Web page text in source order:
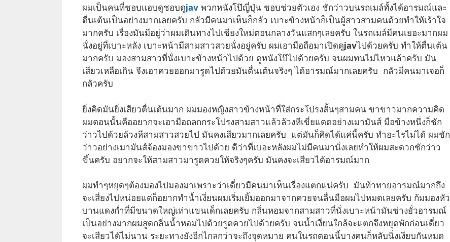
ผมเป็นคนที่ชอบแอบดูชอบดูjav พวกหนังโป๊ญี่ปุ่น ชอบช่วยตัวเอง ชักว่าวบนรถเมล์ทั้งได้อารมณ์และ
ตื่นเต้นเป็นอย่างมากเลยครับ กลัวมีคนมาเห็นก็กลัว เบาะข้างหน้าก็เป็นผู้สาวสามคนด้วยทำให้เร้าใจ
มากครับ เรื่องมันมีอยู่ว่าผมเดินทางไปเชียงใหม่ตอนกลางวันแสกๆเลยครับ ในรถเมล์มีคนเยอะมากผม
นั่งอยู่ที่เบาะหลัง เบาะหน้ามีสามสาวสวยนั่งอยู่ครับ ผมเอามือถือมาเปิดดูjavไปด้วยครับ ทำให้ตื่นเต้น
มากครับ มองสามสาวที่นั่งเบาะข้างหน้าไปด้วย ดูหนังโป๊ไปด้วยครับ จนผมทนไม่ไหวแล้วครับ มัน
เสียวเหลือเกิน จึงเอาควยออกมารูดไปด้วยมันตื่นเต้นจริงๆ ได้อารมณ์มากเลยครับ กลัวมีคนมาเจอก็
กลัวครับ
ยิ่งคิดมันยิ่งเสียวตื่นเต้นมาก ผมมองหญิงสาวข้างหน้าที่ใส่กระโปรงสั้นๆสามคน ขาขาวมากความคิด
ผมตอนนั้นคืออยากจะเอามือถลกกระโปรงสามสาวแล้วล้วงหีเขี่ยแตดอย่างเมามันส์ มือข้างหนึ่งก็ชัก
ว่าวไปด้วยล้วงหีสามสาวสวยไป มันคงเสียวมากเลยครับ แต่มันก็คิดได้แค่นี้ครับ ทำอะไรไม่ได้ ผมชัก
ว่าวอย่างเมามันส์จ้องมองขาขาวไปด้วย ดีว่าที่เบอะหลังผมไม่มีคนมานั่งเลยทำให้ผมสะดวกชักว่าว
ขึ้นครับ อยากจะให้สามสาวมารูดควยให้จริงๆครับ มันคงจะเสียวได้อารมณ์มาก
ผมทำๆหยุดๆต้องมองไปมองมาเพราะว่าเดี๋ยวมีคนมาเห็นเรื่องแตกแน่ครับ มันท้าทายอารมณ์มากถึง
จะเสี่ยงไปหน่อยแต่ก็อยากทำน้ำเงี่ยนผมเริ่มเยิ้มออกมาจากควยจนลื่นมือผมไปหมดเลยครับ ก้มมองหัว
บานแดงก่ำที่มีขนาดใหญ่เท่าแขนเด็กเลยครับ กลิ่นหอมจากสามสาวที่นั่งเบาะหน้ามันช่างยั่วอารมณ์
เป็นอย่างมากผมสูดกลิ่นน้ำหอมไปด้วยรูดควยไปด้วยครับ จนน้ำเงี่ยนใกล้จะแตกจึงหยุดพักก่อนเดี๋ยว
จะเสียวได้ไม่นาน ระยะทางยังอีกไกลกว่าจะถึงจุดหมาย คนในรถตอนนี้บางคนก็หลับนิ่งเงียบกันหมด